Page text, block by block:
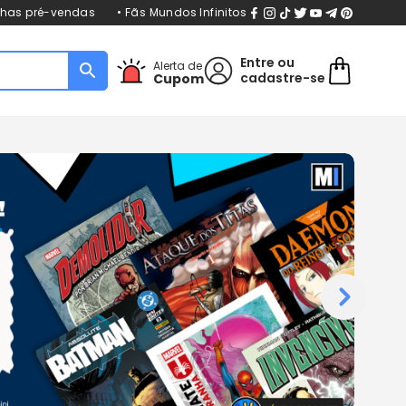
pré-vendas • Fãs Mundos Infinitos
Alerta de
Cupom
Entre ou
cadastre-se
›